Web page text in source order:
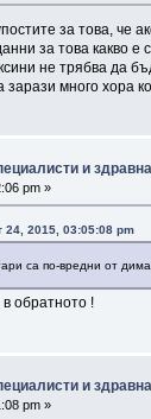
за това, че
за това какво
не трябва да
много хора
и
pm »
24, 2015, 03:05:08 pm
са по-вредни от
обратното !
и
pm »